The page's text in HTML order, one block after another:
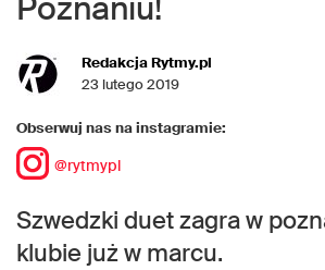
Redakcja Rytmy.pl
23 lutego 2019
Obserwuj nas na instagramie:
@rytmypl
Szwedzki duet zagra w
klubie już w marcu.